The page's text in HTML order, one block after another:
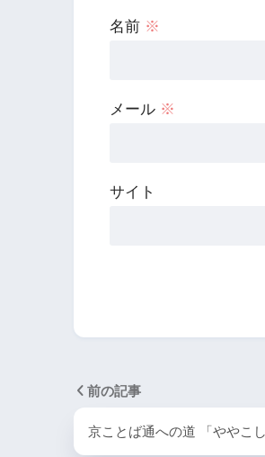
名前 ※
メール ※
サイト
前の記事
京ことば通への道 「ややこし